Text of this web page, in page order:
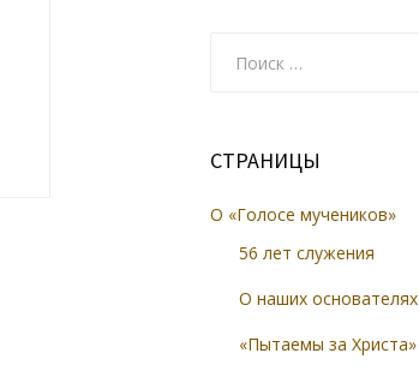
СТРАНИЦЫ
О «Голосе мучеников»
56 лет служения
О наших основателях
«Пытаемы за Христа»